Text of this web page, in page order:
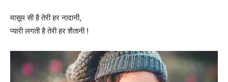
मासूम सी है तेरी हर नादानी,
प्यारी लगती है तेरी हर शैतानी !